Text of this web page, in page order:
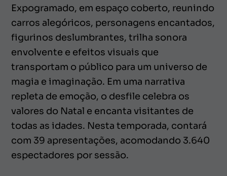
Expogramado, em espaço coberto, reunindo
carros alegóricos, personagens encantados,
figurinos deslumbrantes, trilha sonora
envolvente e efeitos visuais que
transportam o público para um universo de
magia e imaginação. Em uma narrativa
repleta de emoção, o desfile celebra os
valores do Natal e encanta visitantes de
todas as idades. Nesta temporada, contará
com 39 apresentações, acomodando 3.640
espectadores por sessão.